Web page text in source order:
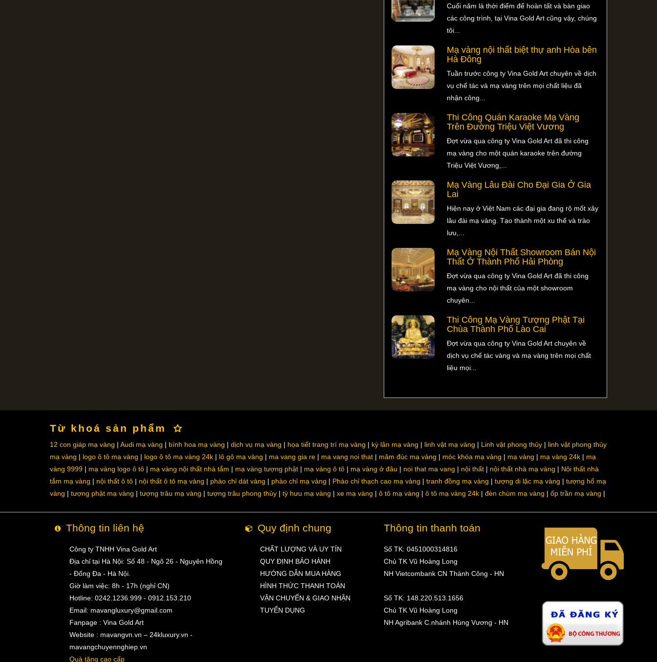
Cuối năm là thời điểm để hoàn tất và bàn giao
các công trình, tại Vina Gold Art cũng vậy, chúng
tôi...
Mạ vàng nội thất biệt thự anh Hòa bên
Hà Đông
Tuần trước công ty Vina Gold Art chuyên về dịch
vụ chế tác và mạ vàng trên mọi chất liệu đã
nhận công...
Thi Công Quán Karaoke Mạ Vàng
Trên Đường Triệu Việt Vương
Đợt vừa qua công ty Vina Gold Art đã thi công
mạ vàng cho một quán karaoke trên đường
Triệu Việt Vương,...
Mạ Vàng Lâu Đài Cho Đại Gia Ở Gia
Lai
Hiện nay ở Việt Nam các đại gia đang rộ mốt xây
lâu đài mạ vàng. Tạo thành một xu thế và trào
lưu,...
Mạ Vàng Nội Thất Showroom Bán Nội
Thất Ở Thành Phố Hải Phòng
Đợt vừa qua công ty Vina Gold Art đã thi công
mạ vàng cho nội thất của một showroom
chuyên...
Thi Công Mạ Vàng Tượng Phật Tại
Chùa Thành Phố Lào Cai
Đợt vừa qua công ty Vina Gold Art chuyên về
dịch vụ chế tác vàng và mạ vàng trên mọi chất
liệu mọi...
Từ khoá sản phẩm
12 con giáp mạ vàng Audi mạ vàng bình hoa mạ vàng dịch vụ mạ vàng họa tiết trang trí mạ vàng kỳ lân mạ vàng linh vật mạ vàng Linh vật phong thủy
linh vật phong thủy
mạ vàng
logo ô tô mạ vàng logo ô tô mạ vàng 24k lô gô mạ vàng ma vang gia re ma vang noi that mâm đúc mạ vàng móc khóa mạ vàng mạ vàng mạ vàng 24k
mạ
vàng 9999
mạ vàng logo ô tô mạ vàng nội thất nhà tắm mạ vàng tượng phật mạ vàng ô tô mạ vàng ở đâu noi that ma vang nội thất nội thất nhà mạ vàng
Nội thất nhà
tắm mạ vàng
nội thất ô tô nội thất ô tô mạ vàng phào chỉ dát vàng phào chỉ mạ vàng Phào chỉ thạch cao mạ vàng tranh đồng mạ vàng tượng di lặc mạ vàng
tượng hổ mạ
vàng
tượng phật mạ vàng tượng trâu mạ vàng tượng trâu phong thủy tỳ hưu mạ vàng xe mạ vàng ô tô mạ vàng ô tô mạ vàng 24k đèn chùm mạ vàng ốp trần mạ vàng
Thông tin liên hệ
Công ty TNHH Vina Gold Art
Địa chỉ tại Hà Nội: Số 48 - Ngõ 26 - Nguyên Hồng
- Đống Đa - Hà Nội.
Giờ làm việc: 8h - 17h (nghỉ CN)
Hotline: 0242.1236.999 - 0912.153.210
Email: mavangluxury@gmail.com
Fanpage : Vina Gold Art
Website : mavangvn.vn – 24kluxury.vn -
mavangchuyennghiep.vn
Quà tặng cao cấp
Quy định chung
CHẤT LƯỢNG VÀ UY TÍN
QUY ĐỊNH BẢO HÀNH
HƯỚNG DẪN MUA HÀNG
HÌNH THỨC THANH TOÁN
VẬN CHUYỂN & GIAO NHẬN
TUYỂN DỤNG
Thông tin thanh toán
Số TK: 0451000314816
Chủ TK Vũ Hoàng Long
NH Vietcombank CN Thành Công - HN
Số TK: 148.220.513.1656
Chủ TK Vũ Hoàng Long
NH Agribank C.nhánh Hùng Vương - HN